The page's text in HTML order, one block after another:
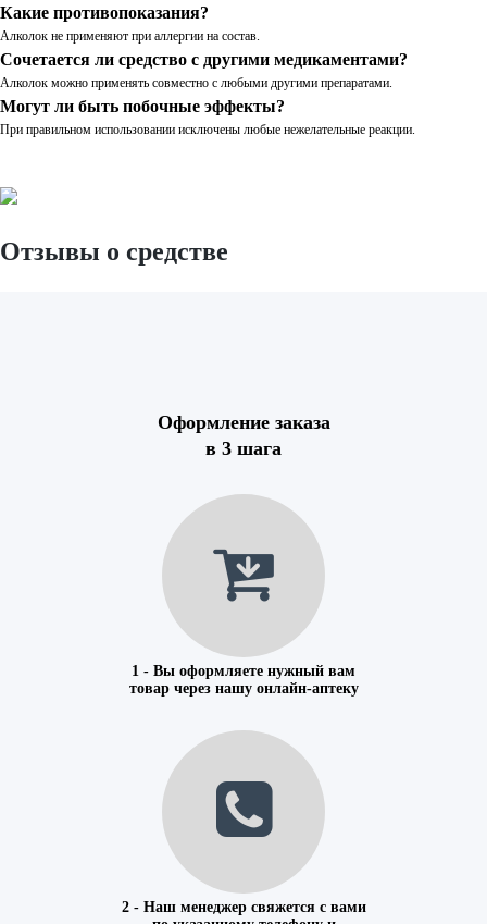
Какие противопоказания?
Алколок не применяют при аллергии на состав.
Сочетается ли средство с другими медикаментами?
Алколок можно применять совместно с любыми другими препаратами.
Могут ли быть побочные эффекты?
При правильном использовании исключены любые нежелательные реакции.
Отзывы о средстве
Оформление заказа
в 3 шага
1 - Вы оформляете нужный вам
товар через нашу онлайн-аптеку
2 - Наш менеджер свяжется с вами